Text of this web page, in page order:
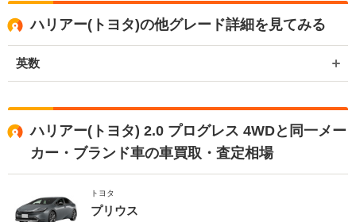
ハリアー(トヨタ)の他グレード詳細を見てみる
英数
ハリアー(トヨタ) 2.0 プログレス 4WDと同一メー
カー・ブランド車の車買取・査定相場
トヨタ
プリウス